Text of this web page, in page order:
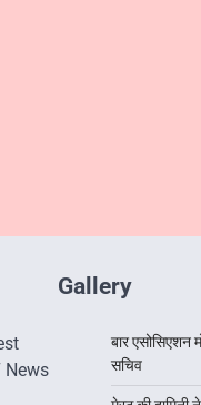
News
Gallery
बार एसोसिएशन
सचिव